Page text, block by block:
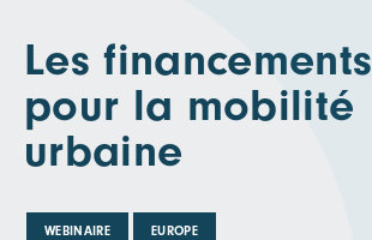
Les financements
pour la mobilité
urbaine
WEBINAIRE EUROPE